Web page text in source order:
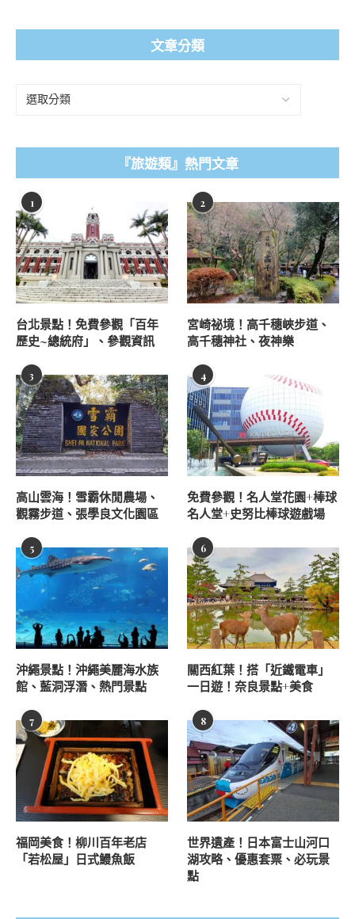
文章分類
『旅遊類』熱門文章
1
台北景點！免費參觀「百年
歷史~總統府」、參觀資訊
2
宮崎祕境！高千穗峽步道、
高千穗神社、夜神樂
3
高山雲海！雪霸休閒農場、
觀霧步道、張學良文化園區
4
免費參觀！名人堂花園+棒球
名人堂+史努比棒球遊戲場
5
沖繩景點！沖繩美麗海水族
館、藍洞浮潛、熱門景點
6
關西紅葉！搭「近鐵電車」
一日遊！奈良景點+美食
7
福岡美食！柳川百年老店
「若松屋」日式鰻魚飯
8
世界遺產！日本富士山河口
湖攻略、優惠套票、必玩景
點